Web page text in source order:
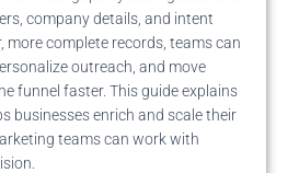
company details, and intent
more complete records, teams can
outreach, and move
funnel faster. This guide explains
businesses enrich and scale their
teams can work with